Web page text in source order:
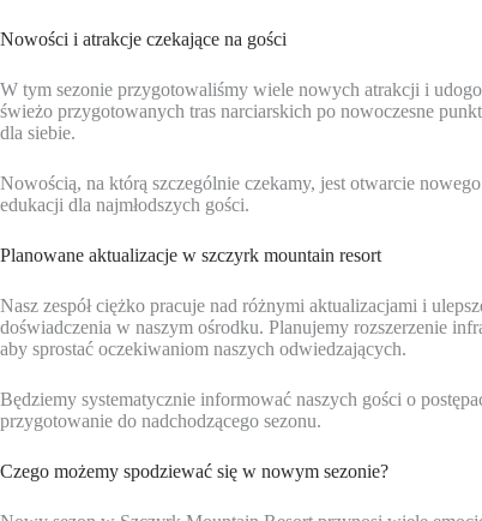
Nowości i atrakcje czekające na gości
W tym sezonie przygotowaliśmy wiele nowych atrakcji i
świeżo przygotowanych tras narciarskich po nowoczesne
dla siebie.
Nowością, na którą szczególnie czekamy, jest otwarcie
edukacji dla najmłodszych gości.
Planowane aktualizacje w szczyrk mountain resort
Nasz zespół ciężko pracuje nad różnymi aktualizacjami i
doświadczenia w naszym ośrodku. Planujemy rozszerzenie
aby sprostać oczekiwaniom naszych odwiedzających.
Będziemy systematycznie informować naszych gości o
przygotowanie do nadchodzącego sezonu.
Czego możemy spodziewać się w nowym sezonie?